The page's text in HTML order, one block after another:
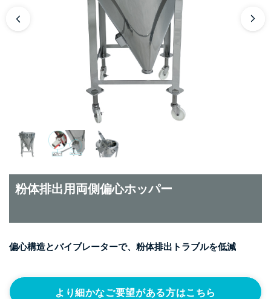
粉体排出用両側偏心ホッパー
偏心構造とバイブレーターで、粉体排出トラブルを低減
より細かなご要望がある方はこちら